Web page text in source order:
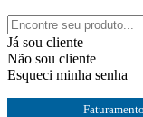
Já sou cliente
Não sou cliente
Esqueci minha senha